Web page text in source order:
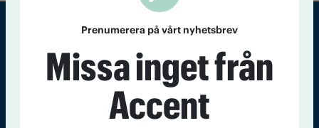
Sveriges största tidning om droger och nykterhet
Tidningen Accent, A4, Bondegatan 21, 116 33 Stockholm
accent@iogt.se
Prenumerera på vårt nyhetsbrev
Missa inget från
Accent